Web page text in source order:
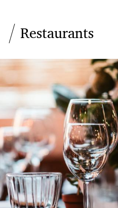
Restaurants